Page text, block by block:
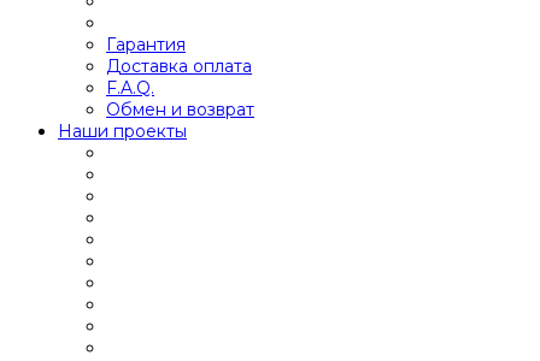
Гарантия
Доставка оплата
F.A.Q.
Обмен и возврат
Наши проекты